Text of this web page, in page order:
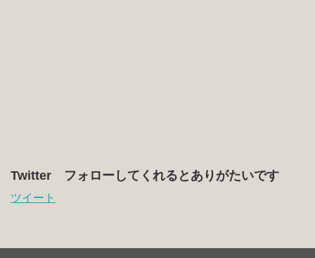
Twitter フォローしてくれるとありがたいです
ツイート